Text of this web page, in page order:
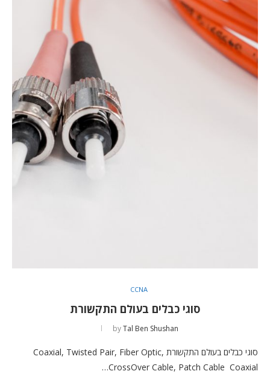
CCNA
סוגי כבלים בעולם התקשורת
byTal Ben Shushan
סוגי כבלים בעולם התקשורת Coaxial, Twisted Pair, Fiber Optic,
CrossOver Cable, Patch Cable Coaxial…